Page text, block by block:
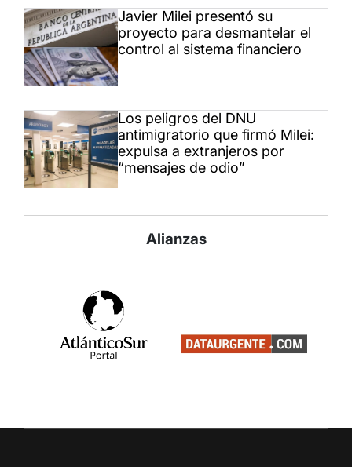
Javier Milei presentó su
proyecto para desmantelar el
control al sistema financiero
Los peligros del DNU
antimigratorio que firmó Milei:
expulsa a extranjeros por
“mensajes de odio”
Alianzas